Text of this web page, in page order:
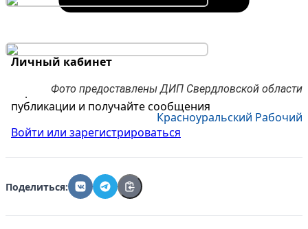
Личный кабинет
Управляйте объявлениями, отслеживайте
публикации и получайте сообщения
Войти или зарегистрироваться
Фото предоставлены ДИП Свердловской области
Красноуральский Рабочий
Поделиться: